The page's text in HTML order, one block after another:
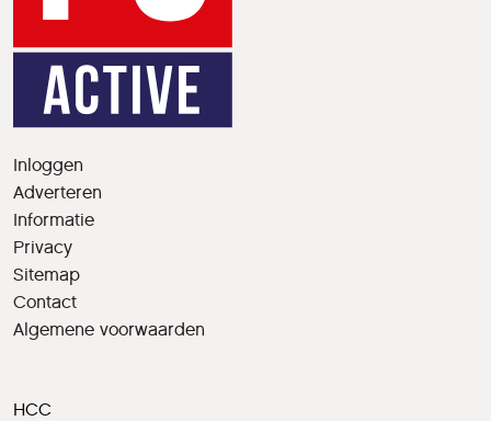
Inloggen
Adverteren
Informatie
Privacy
Sitemap
Contact
Algemene voorwaarden
HCC